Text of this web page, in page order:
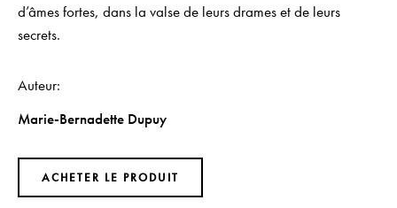
d’âmes fortes, dans la valse de leurs drames et de leurs
secrets.
Auteur
Marie-Bernadette Dupuy
ACHETER LE PRODUIT